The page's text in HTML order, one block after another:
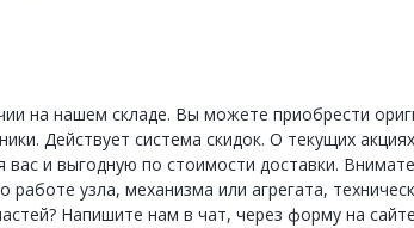
на нашем складе. Вы можете приобрести
Действует система скидок. О текущих
и выгодную по стоимости доставки.
работе узла, механизма или агрегата,
Напишите нам в чат, через форму на